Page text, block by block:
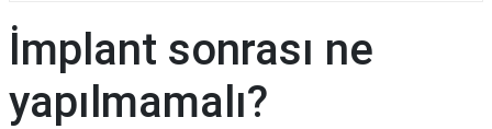
İmplant sonrası ne
yapılmamalı?